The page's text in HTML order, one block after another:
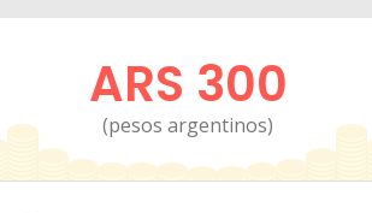
ARS 300
(pesos argentinos)